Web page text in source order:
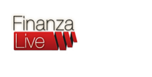
contenuto